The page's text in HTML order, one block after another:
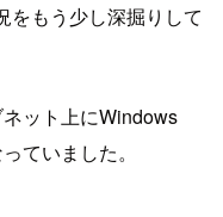
をもう少し深掘りして
ット上にWindows
ていました。